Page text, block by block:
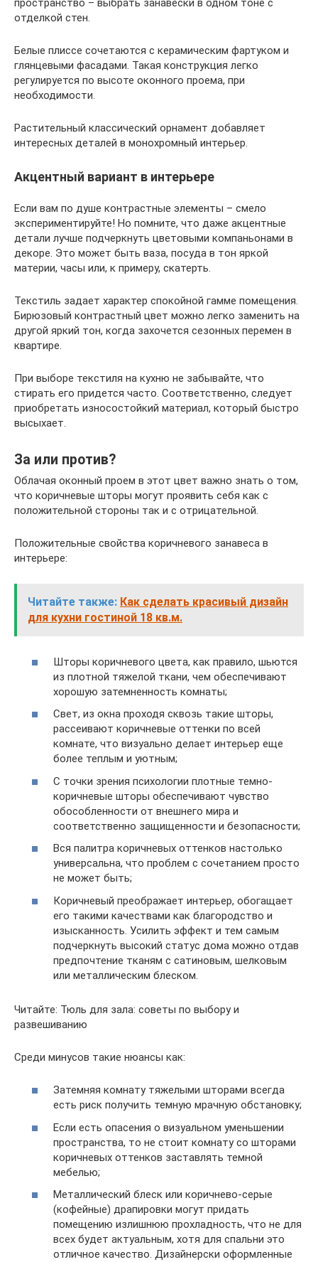
пространство – выбрать занавески в одном тоне с
отделкой стен.
Белые плиссе сочетаются с керамическим фартуком и
глянцевыми фасадами. Такая конструкция легко
регулируется по высоте оконного проема, при
необходимости.
Растительный классический орнамент добавляет
интересных деталей в монохромный интерьер.
Акцентный вариант в интерьере
Если вам по душе контрастные элементы – смело
экспериментируйте! Но помните, что даже акцентные
детали лучше подчеркнуть цветовыми компаньонами в
декоре. Это может быть ваза, посуда в тон яркой
материи, часы или, к примеру, скатерть.
Текстиль задает характер спокойной гамме помещения.
Бирюзовый контрастный цвет можно легко заменить на
другой яркий тон, когда захочется сезонных перемен в
квартире.
При выборе текстиля на кухню не забывайте, что
стирать его придется часто. Соответственно, следует
приобретать износостойкий материал, который быстро
высыхает.
За или против?
Облачая оконный проем в этот цвет важно знать о том,
что коричневые шторы могут проявить себя как с
положительной стороны так и с отрицательной.
Положительные свойства коричневого занавеса в
интерьере:
Читайте также: Как сделать красивый дизайн
для кухни гостиной 18 кв.м.
Шторы коричневого цвета, как правило, шьются
из плотной тяжелой ткани, чем обеспечивают
хорошую затемненность комнаты;
Свет, из окна проходя сквозь такие шторы,
рассеивают коричневые оттенки по всей
комнате, что визуально делает интерьер еще
более теплым и уютным;
С точки зрения психологии плотные темно-
коричневые шторы обеспечивают чувство
обособленности от внешнего мира и
соответственно защищенности и безопасности;
Вся палитра коричневых оттенков настолько
универсальна, что проблем с сочетанием просто
не может быть;
Коричневый преображает интерьер, обогащает
его такими качествами как благородство и
изысканность. Усилить эффект и тем самым
подчеркнуть высокий статус дома можно отдав
предпочтение тканям с сатиновым, шелковым
или металлическим блеском.
Читайте: Тюль для зала: советы по выбору и
развешиванию
Среди минусов такие нюансы как:
Затемняя комнату тяжелыми шторами всегда
есть риск получить темную мрачную обстановку;
Если есть опасения о визуальном уменьшении
пространства, то не стоит комнату со шторами
коричневых оттенков заставлять темной
мебелью;
Металлический блеск или коричнево-серые
(кофейные) драпировки могут придать
помещению излишнюю прохладность, что не для
всех будет актуальным, хотя для спальни это
отличное качество. Дизайнерски оформленные